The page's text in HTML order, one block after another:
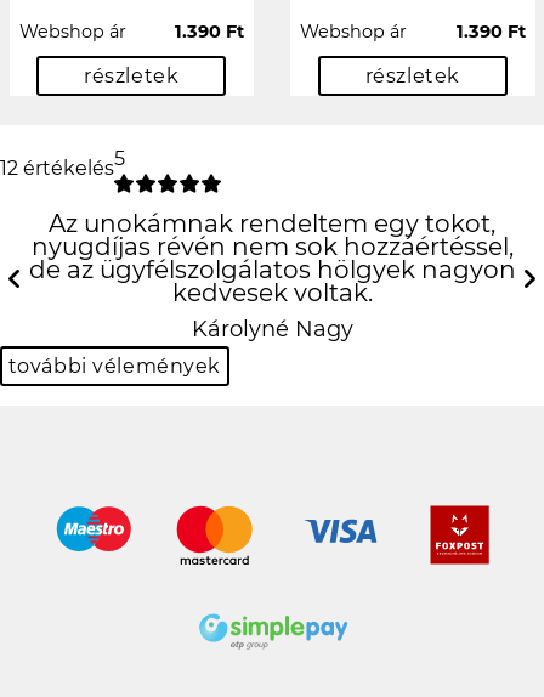
Webshop ár 1.390 Ft
részletek
Webshop ár 1.390 Ft
részletek
12 értékelés5
Az unokámnak rendeltem egy tokot,
nyugdíjas révén nem sok hozzáértéssel,
de az ügyfélszolgálatos hölgyek nagyon
kedvesek voltak.
Károlyné Nagy
Previous
további vélemények